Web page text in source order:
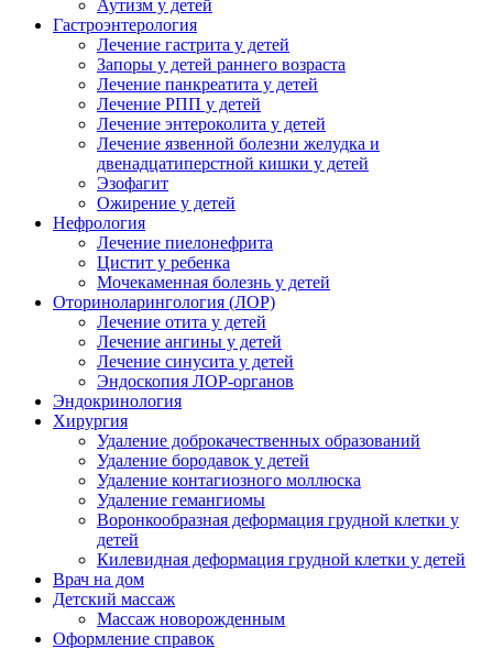
Аутизм у детей
Гастроэнтерология
Лечение гастрита у детей
Запоры у детей раннего возраста
Лечение панкреатита у детей
Лечение РПП у детей
Лечение энтероколита у детей
Лечение язвенной болезни желудка и
двенадцатиперстной кишки у детей
Эзофагит
Ожирение у детей
Нефрология
Лечение пиелонефрита
Цистит у ребенка
Мочекаменная болезнь у детей
Оториноларингология (ЛОР)
Лечение отита у детей
Лечение ангины у детей
Лечение синусита у детей
Эндоскопия ЛОР-органов
Эндокринология
Хирургия
Удаление доброкачественных образований
Удаление бородавок у детей
Удаление контагиозного моллюска
Удаление гемангиомы
Воронкообразная деформация грудной клетки у
детей
Килевидная деформация грудной клетки у детей
Врач на дом
Детский массаж
Массаж новорожденным
Оформление справок